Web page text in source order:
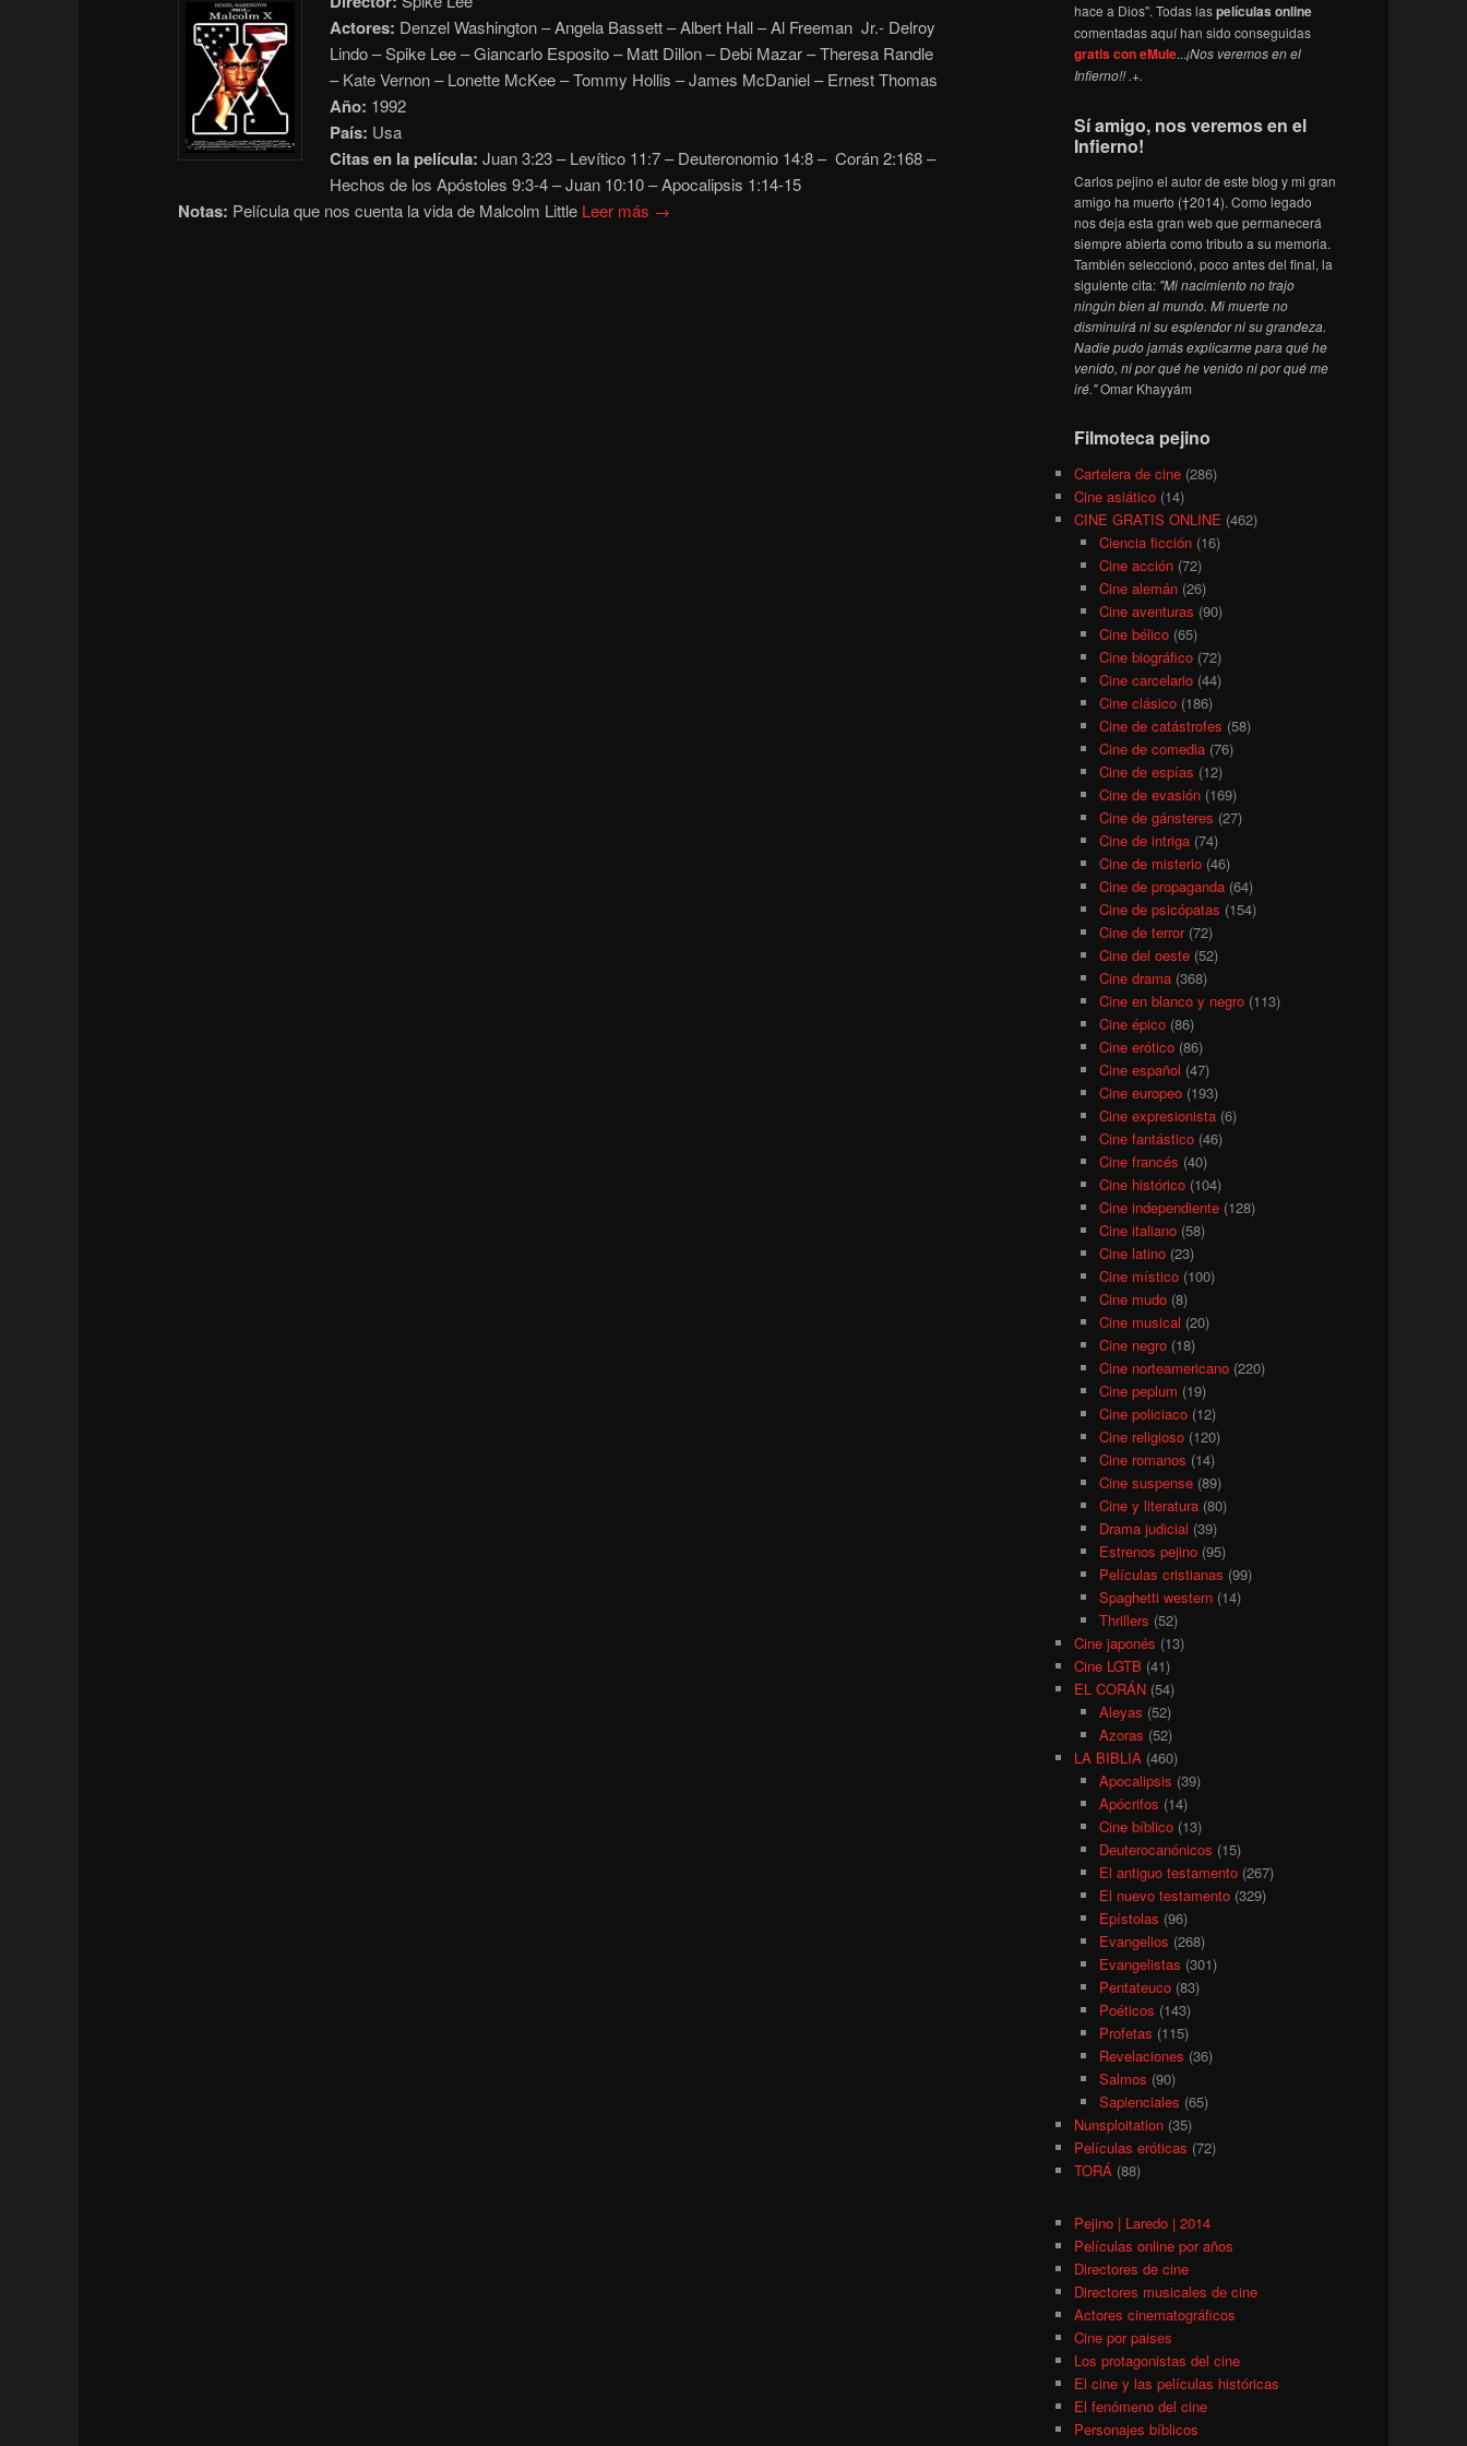
Actores: Denzel Washington – Angela Bassett – Albert Hall – Al Freeman Jr.- Delroy
Lindo – Spike Lee – Giancarlo Esposito – Matt Dillon – Debi Mazar – Theresa Randle
– Kate Vernon – Lonette McKee – Tommy Hollis – James McDaniel – Ernest Thomas
Año: 1992
País: Usa
Citas en la película: Juan 3:23 – Levítico 11:7 – Deuteronomio 14:8 – Corán 2:168 –
Hechos de los Apóstoles 9:3-4 – Juan 10:10 – Apocalipsis 1:14-15
Notas: Película que nos cuenta la vida de Malcolm Little Leer más →
hace a Dios". Todas laspelículas online
comentadas aquí han sido conseguidas
gratis con eMule...¡Nos veremos en el
Infierno!! .+.
Sí amigo, nos veremos en el
Infierno!
Carlos pejino el autor de este blog y mi gran
amigo ha muerto (†2014). Como legado
nos deja esta gran web que permanecerá
siempre abierta como tributo a su memoria.
También seleccionó, poco antes del final, la
siguiente cita: "Mi nacimiento no trajo
ningún bien al mundo. Mi muerte no
disminuirá ni su esplendor ni su grandeza.
Nadie pudo jamás explicarme para qué he
venido, ni por qué he venido ni por qué me
iré."Omar Khayyám
Filmoteca pejino
Cartelera de cine (286)
Cine asiático (14)
CINE GRATIS ONLINE (462)
Ciencia ficción(16)
Cine acción(72)
Cine alemán(26)
Cine aventuras (90)
Cine bélico(65)
Cine biográfico(72)
Cine carcelario(44)
Cine clásico(186)
Cine de catástrofes (58)
Cine de comedia(76)
Cine de espías (12)
Cine de evasión(169)
Cine de gánsteres (27)
Cine de intriga(74)
Cine de misterio(46)
Cine de propaganda(64)
Cine de psicópatas (154)
Cine de terror(72)
Cine del oeste(52)
Cine drama(368)
Cine en blanco y negro(113)
Cine épico(86)
Cine erótico(86)
Cine español (47)
Cine europeo(193)
Cine expresionista(6)
Cine fantástico(46)
Cine francés (40)
Cine histórico(104)
Cine independiente(128)
Cine italiano(58)
Cine latino(23)
Cine místico(100)
Cine mudo(8)
Cine musical (20)
Cine negro(18)
Cine norteamericano(220)
Cine peplum (19)
Cine policiaco(12)
Cine religioso(120)
Cine romanos (14)
Cine suspense(89)
Cine y literatura(80)
Drama judicial (39)
Estrenos pejino(95)
Películas cristianas (99)
Spaghetti western(14)
Thrillers (52)
Cine japonés (13)
Cine LGTB (41)
EL CORÁN (54)
Aleyas (52)
Azoras (52)
LA BIBLIA (460)
Apocalipsis (39)
Apócrifos (14)
Cine bíblico(13)
Deuterocanónicos (15)
El antiguo testamento(267)
El nuevo testamento(329)
Epístolas (96)
Evangelios (268)
Evangelistas (301)
Pentateuco(83)
Poéticos (143)
Profetas (115)
Revelaciones (36)
Salmos (90)
Sapienciales (65)
Nunsploitation (35)
Películas eróticas (72)
TORÁ (88)
Pejino | Laredo | 2014
Películas online por años
Directores de cine
Directores musicales de cine
Actores cinematográficos
Cine por paises
Los protagonistas del cine
El cine y las películas históricas
El fenómeno del cine
Personajes bíblicos